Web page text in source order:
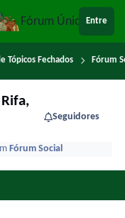
Fórum ÚnicoEntre
Tópicos Fechados Fórum
Seguidores
Fórum Social